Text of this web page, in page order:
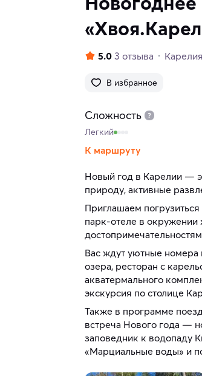
В избранное
5.0 3 отзыва Карелия
Сложность
Легкий
К маршруту
Новый год в Карелии —
природу, активные
Приглашаем
парк-отеле в окружении
Вас ждут уютные номера
озера, ресторан с
акватермального
экскурсия по столице
Также в программе
встреча Нового года —
заповедник к водопаду
«Марциальные воды» и